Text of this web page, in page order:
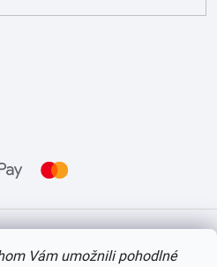
Vám umožnili pohodlné